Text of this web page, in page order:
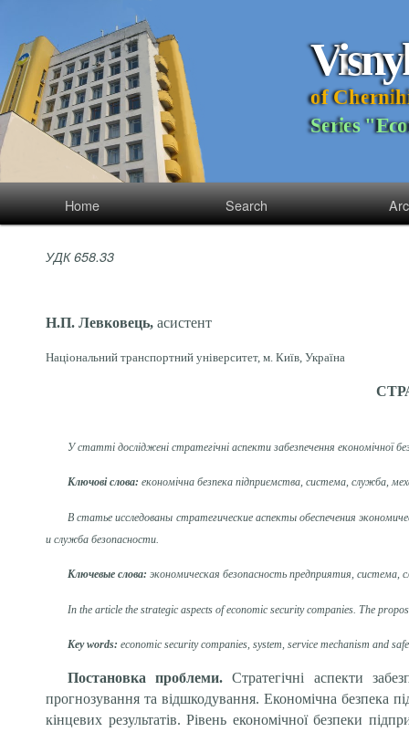
Visny
of Chernih
Series "Eco
Home Search
УДК 658.33
Н.П. Левковець, асистент
Національний транспортний університет, м. Київ, Україна
У статті досліджені стратегічні аспекти забезпечення економічної
Ключові слова: економічна безпека підприємства, система, служба,
В статье исследованы стратегические аспекты обеспечения
и служба безопасности.
Ключевые слова: экономическая безопасность предприятия, система,
In the article the strategic aspects of economic security companies. The
Key words: economic securitycompanies, system, service mechanism and
Постановка проблеми.Стратегічні аспекти
прогнозування та відшкодування. Економічна безпека
кінцевих результатів. Рівень економічної безпеки